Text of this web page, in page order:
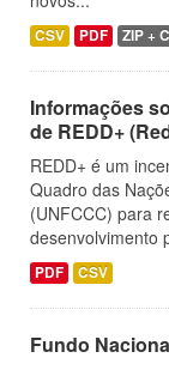
CSV PDF ZIP +
Informações
de REDD+
REDD+ é um
Quadro das
(UNFCCC) para
desenvolvimento
PDF CSV
Fundo